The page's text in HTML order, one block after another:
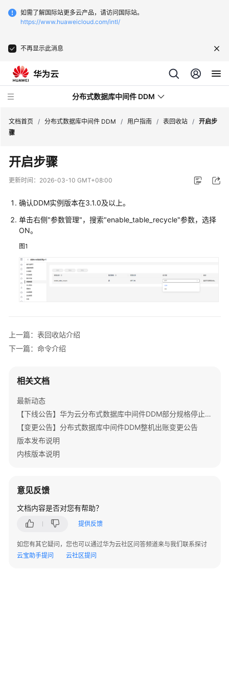
如需了解国际站更多云产品，请访问国际站。
https://www.huaweicloud.com/intl/
不再显示此消息
分布式数据库中间件 DDM
新
动
务
公
告
产
品
介
绍
费
说
快
入
门
用
户
能
总
内
文档首页 / 分布式数据库中间件 DDM / 用户指南 / 表回收站 / 开启步
骤
开启步骤
更新时间： 2026-03-10 GMT+08:00
确认DDM实例版本在3.1.0及以上。
单击右侧"参数管理"，搜索"enable_table_recycle"参数，选择
ON。
图1
上一篇：表回收站介绍
下一篇：命令介绍
相关文档
最新动态
【下线公告】华为云分布式数据库中间件DDM部分规格停止服务公告
【变更公告】分布式数据库中间件DDM整机出账变更公告
版本发布说明
内核版本说明
意见反馈
文档内容是否对您有帮助？
提供反馈
如您有其它疑问，您也可以通过华为云社区问答频道来与我们联系探讨
云宝助手提问
云社区提问